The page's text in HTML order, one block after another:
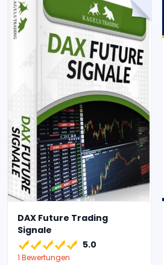
DAX Future Trading
Signale
5.0
1 Bewertungen